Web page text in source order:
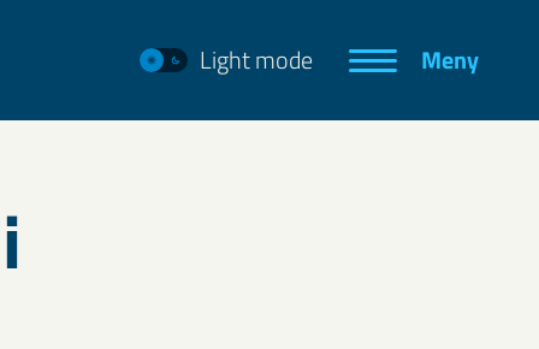
Light mode Meny